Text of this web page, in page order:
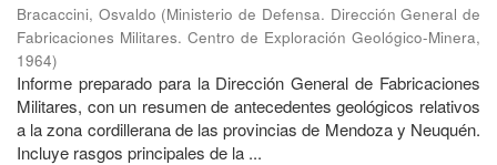
Bracaccini, Osvaldo (Ministerio de Defensa. Dirección General de
Fabricaciones Militares. Centro de Exploración Geológico-Minera,
1964)
Informe preparado para la Dirección General de Fabricaciones
Militares, con un resumen de antecedentes geológicos relativos
a la zona cordillerana de las provincias de Mendoza y Neuquén.
Incluye rasgos principales de la ...